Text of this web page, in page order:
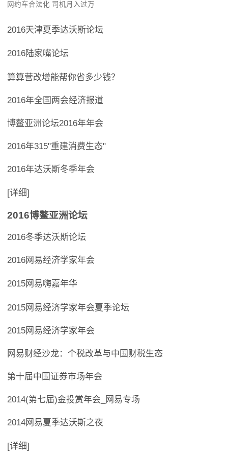
网约车合法化 司机月入过万
2016天津夏季达沃斯论坛
2016陆家嘴论坛
算算营改增能帮你省多少钱？
2016年全国两会经济报道
博鳌亚洲论坛2016年年会
2016年315"重建消费生态"
2016年达沃斯冬季年会
[详细]
2016博鳌亚洲论坛
2016冬季达沃斯论坛
2016网易经济学家年会
2015网易嗨嘉年华
2015网易经济学家年会夏季论坛
2015网易经济学家年会
网易财经沙龙：个税改革与中国财税生态
第十届中国证券市场年会
2014(第七届)金投赏年会_网易专场
2014网易夏季达沃斯之夜
[详细]